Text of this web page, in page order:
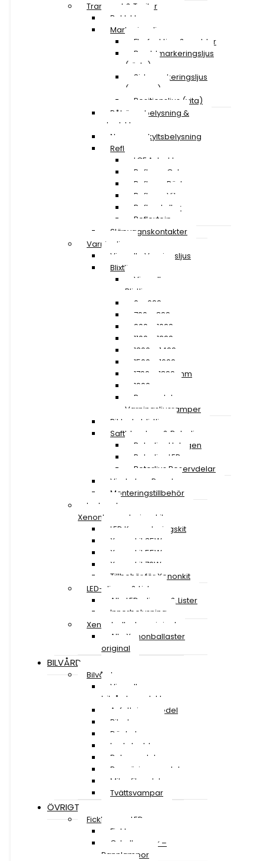
Transport & Trailer
Baklyktor
Markeringsljus
Flerfunktion & snablar
Breddmarkeringsljus
(röda)
Sidomarkeringsljus
(orange)
Positionsljus (vita)
Påhängsbelysning &
ploglyktor
Nummerskyltsbelysning
Reflexer
LGF A-traktor
Reflexer Gula
Reflexer Röda
Reflexer Vita
Reflexskyltar
Reflextejp
Släpvagnskontakter
Varningljus
Visa alla Varningsljus
Blixtljusramper
Visa alla
Blixtljusramper
0 – 699 mm
700 – 899 mm
900 – 1099 mm
1100 – 1299 mm
1300 – 1499 mm
1500 – 1699 mm
1700 – 1899 mm
1900 mm »
Reservdelar
Varningsljusramper
Riktade blixtljus
Saftblandare & Rotorljus
Rotorljus Halogen
Rotorljus LED
Rotorljus Reservdelar
Vindruta – Panel
Monteringstillbehör
Led- och
Xenonkonverteringskit
LED Konverteringskit
Xenonkit 35W
Xenonkit 55W
Xenonkit 70W
Tillbehör för Xenonkit
LED-slingor & Lister
Alla LED-slingor & Lister
Innerbelysning
Xenonballaster original
Alla Xenonballaster
original
BILVÅRD
Bilvård
Visa alla
bilvårdsprodukter
Avfettningsmedel
Bilschampo
Däckglans
Lackskydd
Polermedel
Rengöringsmedel
Mikrofiberdukar
Tvättsvampar
ÖVRIGT
Ficklampor LED
Ficklampor
Cykellampor –
Pannlampor